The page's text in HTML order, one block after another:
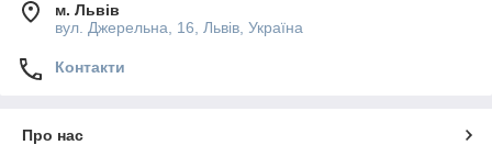
м. Львів
вул. Джерельна, 16, Львів, Україна
Контакти
Про нас